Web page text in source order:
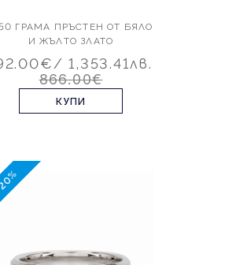
ГРАМА ПРЪСТЕН ОТ БЯЛО
И ЖЪЛТО ЗЛАТО
/ 1,353.41лв.
866.00€
КУПИ